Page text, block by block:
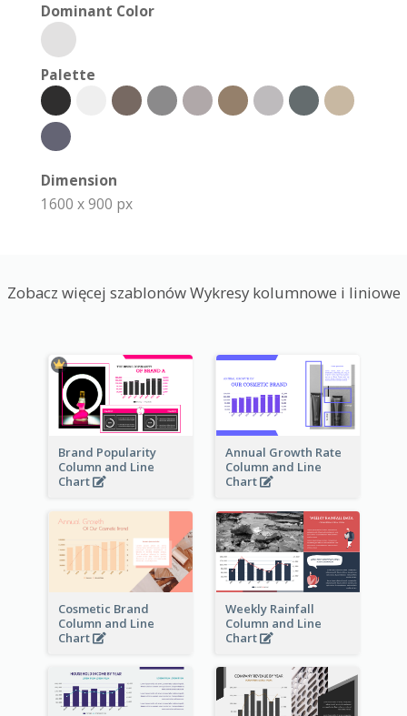
Dominant Color
Palette
Dimension
1600 x 900 px
Zobacz więcej szablonów Wykresy kolumnowe i liniowe
Brand Popularity
Column and Line
Chart
Annual Growth Rate
Column and Line
Chart
Cosmetic Brand
Column and Line
Chart
Weekly Rainfall
Column and Line
Chart